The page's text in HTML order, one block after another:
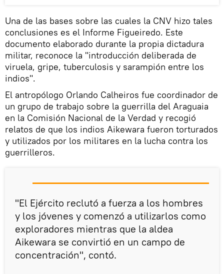
Una de las bases sobre las cuales la CNV hizo tales
conclusiones es el Informe Figueiredo. Este
documento elaborado durante la propia dictadura
militar, reconoce la "introducción deliberada de
viruela, gripe, tuberculosis y sarampión entre los
indios".
El antropólogo Orlando Calheiros fue coordinador de
un grupo de trabajo sobre la guerrilla del Araguaia
en la Comisión Nacional de la Verdad y recogió
relatos de que los indios Aikewara fueron torturados
y utilizados por los militares en la lucha contra los
guerrilleros.
"El Ejército reclutó a fuerza a los hombres
y los jóvenes y comenzó a utilizarlos como
exploradores mientras que la aldea
Aikewara se convirtió en un campo de
concentración", contó.